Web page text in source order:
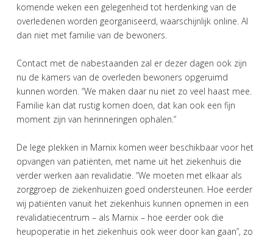
komende weken een gelegenheid tot herdenking van de
overledenen worden georganiseerd, waarschijnlijk online. Al
dan niet met familie van de bewoners.
Contact met de nabestaanden zal er dezer dagen ook zijn
nu de kamers van de overleden bewoners opgeruimd
kunnen worden. “We maken daar nu niet zo veel haast mee.
Familie kan dat rustig komen doen, dat kan ook een fijn
moment zijn van herinneringen ophalen.”
De lege plekken in Marnix komen weer beschikbaar voor het
opvangen van patiënten, met name uit het ziekenhuis die
verder werken aan revalidatie. “We moeten met elkaar als
zorggroep de ziekenhuizen goed ondersteunen. Hoe eerder
wij patiënten vanuit het ziekenhuis kunnen opnemen in een
revalidatiecentrum – als Marnix – hoe eerder ook die
heupoperatie in het ziekenhuis ook weer door kan gaan”, zo